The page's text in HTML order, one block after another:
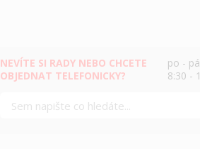
NEVÍTE SI RADY NEBO CHCETE
OBJEDNAT TELEFONICKY?
po - pá
8:30 -